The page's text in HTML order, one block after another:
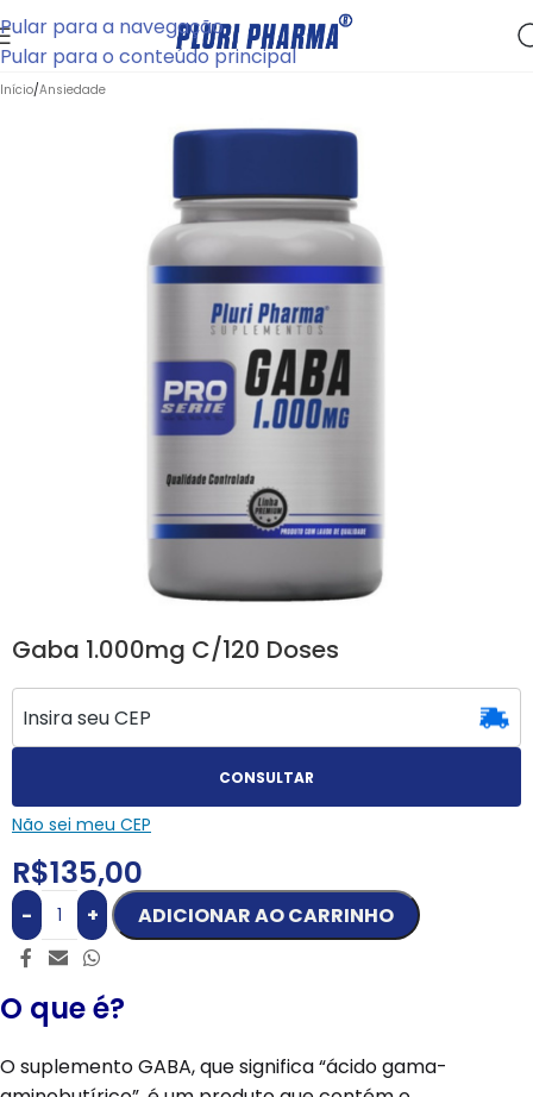
Pular para a navegação
Pular para o conteúdo principal
Início/Ansiedade
Gaba 1.000mg C/120 Doses
CONSULTAR
Não sei meu CEP
R$135,00
- + ADICIONAR AO CARRINHO
O que é?
O suplemento GABA, que significa “ácido gama-